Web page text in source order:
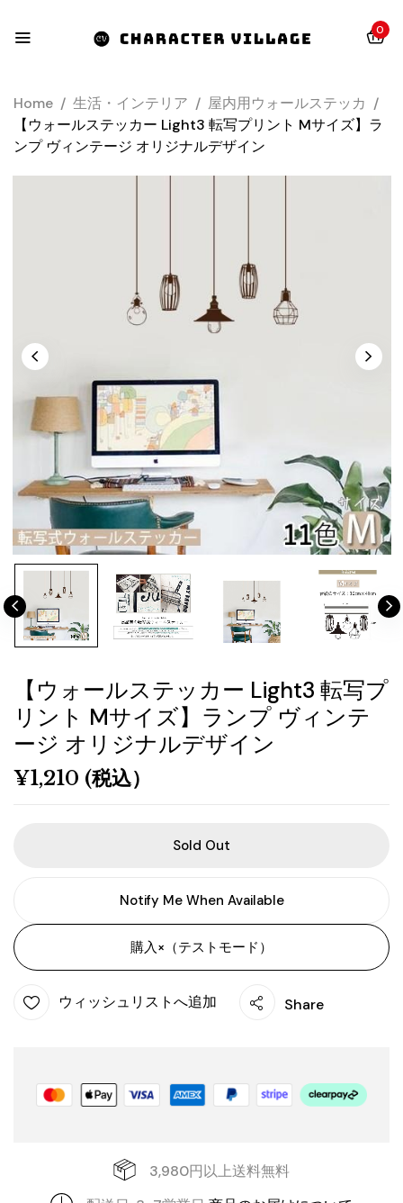
0
Home / 生活・インテリア / 屋内用ウォールステッカ /
【ウォールステッカー Light3 転写プリント Mサイズ】ラ
ンプ ヴィンテージ オリジナルデザイン
【ウォールステッカー Light3 転写プ
リント Mサイズ】ランプ ヴィンテ
ージ オリジナルデザイン
¥1,210 (税込）
Sold Out
Notify Me When Available
購入×（テストモード）
ウィッシュリストへ追加 Share
3,980円以上送料無料